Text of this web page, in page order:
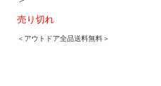
売り切れ
＜アウトドア全品送料無料＞